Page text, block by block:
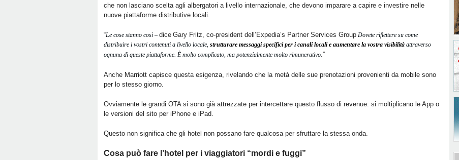
che non lasciano scelta agli albergatori a livello internazionale, che devono imparare a capire e investire nelle
nuove piattaforme distributive locali.
“Le cose stanno così – dice Gary Fritz, co-president dell’Expedia’s Partner Services Group Dovete riflettere su come
distribuire i vostri contenuti a livello locale, strutturare messaggi specifici per i canali locali e aumentare la vostra visibilità attraverso
ognuna di queste piattaforme. È molto complicato, ma potenzialmente molto rimunerativo.”
Anche Marriott capisce questa esigenza, rivelando che la metà delle sue prenotazioni provenienti da mobile sono
per lo stesso giorno.
Ovviamente le grandi OTA si sono già attrezzate per intercettare questo flusso di revenue: si moltiplicano le App o
le versioni del sito per iPhone e iPad.
Questo non significa che gli hotel non possano fare qualcosa per sfruttare la stessa onda.
Cosa può fare l’hotel per i viaggiatori “mordi e fuggi”